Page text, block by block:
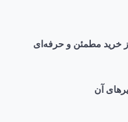
از خرید مطمئن و حرفه‌ای
آن